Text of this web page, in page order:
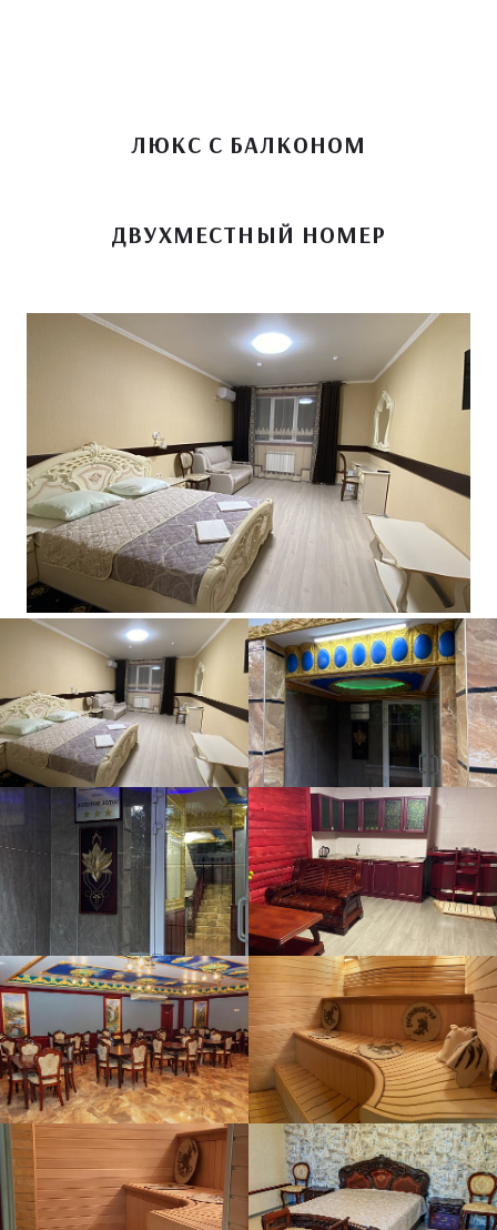
ЛЮКС С БАЛКОНОМ
ДВУХМЕСТНЫЙ НОМЕР